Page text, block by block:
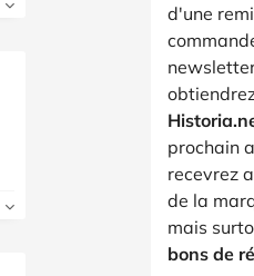
d'une
prochain
recevrez
de la
mais
bons de